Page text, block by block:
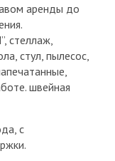
аренды до
стеллаж,
стул, пылесос,
швейная
с